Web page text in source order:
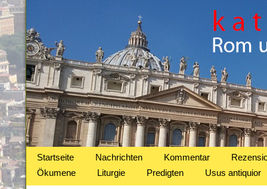
Startseite Nachrichten Kommentar
Ökumene
Liturgie Predigten Usus antiquior